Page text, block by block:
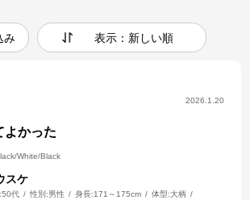
み 表示：新しい順
2026.1.20
よかった
White/Black
スケ
50代 性別:男性 身長:171～175cm 体型:大柄